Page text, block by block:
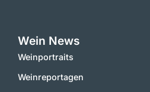
Wein News
Weinportraits
Weinreportagen